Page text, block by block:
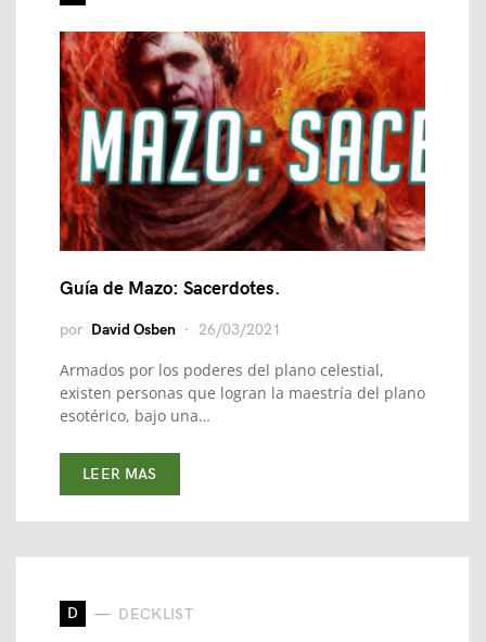
Guía de Mazo: Sacerdotes.
por David Osben 26/03/2021
Armados por los poderes del plano celestial,
existen personas que logran la maestría del plano
esotérico, bajo una…
LEER MAS
D DECKLIST